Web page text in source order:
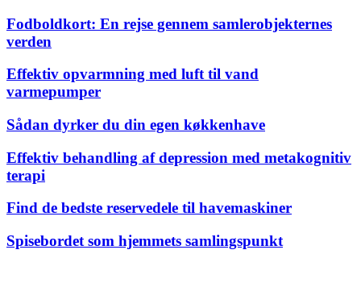
Fodboldkort: En rejse gennem samlerobjekternes
verden
Effektiv opvarmning med luft til vand
varmepumper
Sådan dyrker du din egen køkkenhave
Effektiv behandling af depression med metakognitiv
terapi
Find de bedste reservedele til havemaskiner
Spisebordet som hjemmets samlingspunkt